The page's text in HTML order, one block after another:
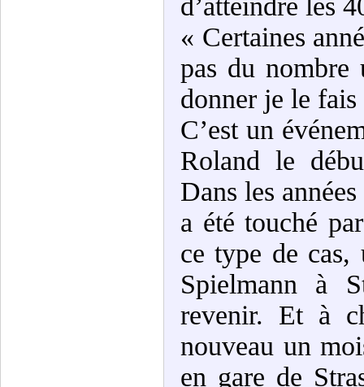
d’atteindre les
« Certaines
pas du nombre
donner je le fais
C’est un
Roland le
Dans les
a été touché
ce type de cas,
Spielmann à
revenir. Et à
nouveau un
en gare de